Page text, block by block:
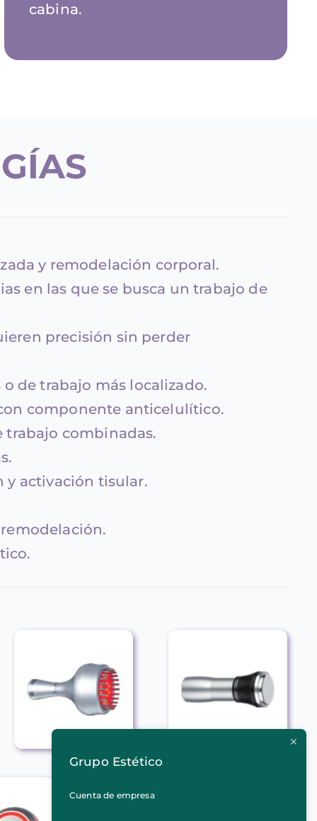
cabina.
y remodelación corporal.
en las que se busca un trabajo de
precisión sin perder
de trabajo más localizado.
componente anticelulítico.
trabajo combinadas.
activación tisular.
Grupo Estético
Cuenta de empresa